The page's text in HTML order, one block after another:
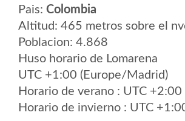
Pais: Colombia
Altitud: 465 metros sobre el
Poblacion: 4.868
Huso horario de Lomarena
UTC +1:00 (Europe/Madrid)
Horario de verano : UTC +2:00
Horario de invierno : UTC